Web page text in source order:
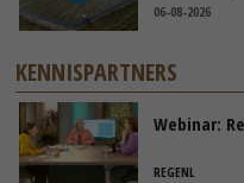
06-08-2026
KENNISPARTNERS
Webinar:
REGENL